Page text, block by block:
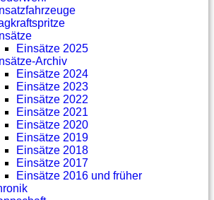
Einsätze 2025
Archiv
Einsätze 2024
Einsätze 2023
Einsätze 2022
Einsätze 2021
Einsätze 2020
Einsätze 2019
Einsätze 2018
Einsätze 2017
Einsätze 2016 und früher